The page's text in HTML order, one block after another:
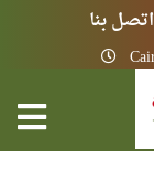
اتصل بنا